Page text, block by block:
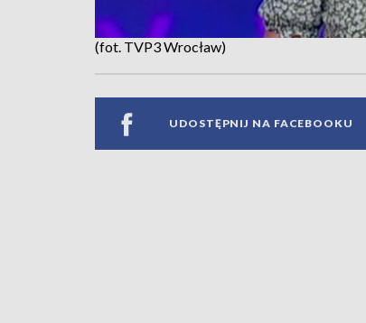
(fot. TVP3 Wrocław)
UDOSTĘPNIJ NA FACEBOOKU